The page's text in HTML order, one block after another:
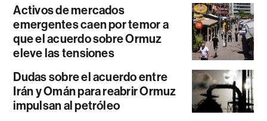
Activos de mercados
emergentes caen por temor a
que el acuerdo sobre Ormuz
eleve las tensiones
Dudas sobre el acuerdo entre
Irán y Omán para reabrir Ormuz
impulsan al petróleo